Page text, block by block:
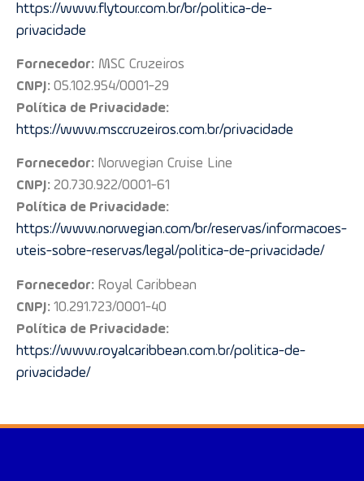
https://www.flytour.com.br/br/politica-de-
privacidade
Fornecedor: MSC Cruzeiros
CNPJ: 05.102.954/0001-29
Política de Privacidade:
https://www.msccruzeiros.com.br/privacidade
Fornecedor: Norwegian Cruise Line
CNPJ: 20.730.922/0001-61
Política de Privacidade:
https://www.norwegian.com/br/reservas/informacoes-
uteis-sobre-reservas/legal/politica-de-privacidade/
Fornecedor: Royal Caribbean
CNPJ: 10.291.723/0001-40
Política de Privacidade:
https://www.royalcaribbean.com.br/politica-de-
privacidade/